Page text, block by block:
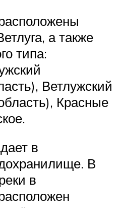
а также
типа:
Ветлужский
Красные
в
В
в